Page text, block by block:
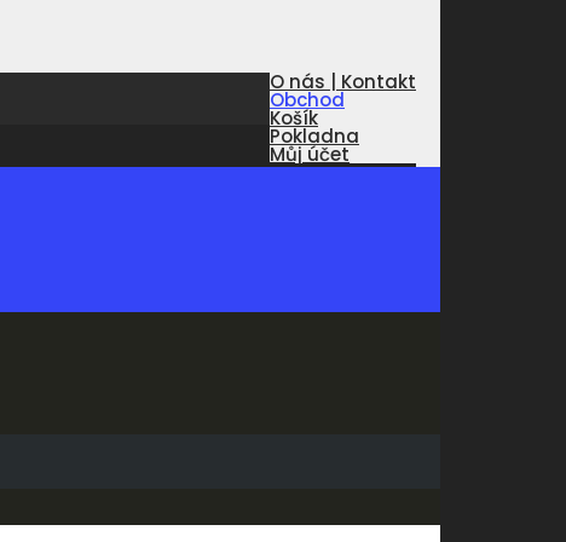
O nás | Kontakt
Obchod
Košík
Pokladna
Můj účet